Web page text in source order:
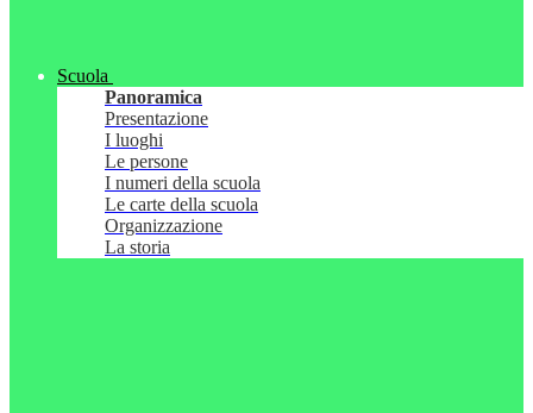
Scuola
Panoramica
Presentazione
I luoghi
Le persone
I numeri della scuola
Le carte della scuola
Organizzazione
La storia